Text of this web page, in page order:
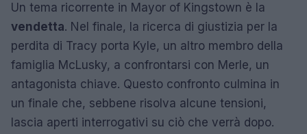
Un tema ricorrente in Mayor of Kingstown è la
vendetta. Nel finale, la ricerca di giustizia per la
perdita di Tracy porta Kyle, un altro membro della
famiglia McLusky, a confrontarsi con Merle, un
antagonista chiave. Questo confronto culmina in
un finale che, sebbene risolva alcune tensioni,
lascia aperti interrogativi su ciò che verrà dopo.